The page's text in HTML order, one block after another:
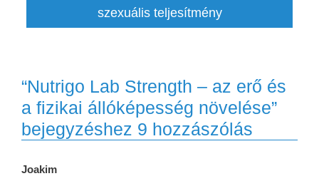
szexuális teljesítmény
“Nutrigo Lab Strength – az erő és
a fizikai állóképesség növelése”
bejegyzéshez 9 hozzászólás
Joakim